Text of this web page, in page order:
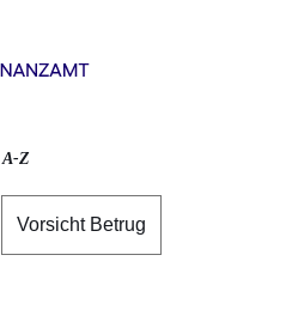
Direkt zum Kopf der
Direkt zum Inhalt
Direkt zum Fuß der
A-Z
Vorsicht Betrug